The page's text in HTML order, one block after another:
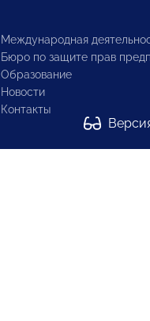
Международная
Бюро по защите прав
Образование
Новости
Контакты